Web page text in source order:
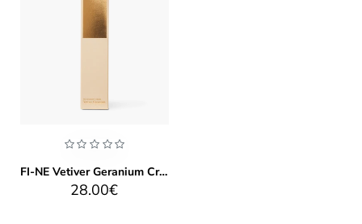
FI-NE Vetiver Geranium Crema Desodorante Tubo
28.00€